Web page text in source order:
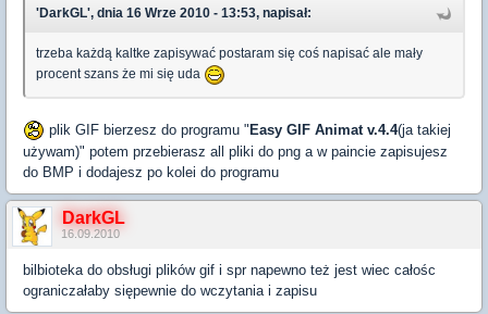
'DarkGL', dnia 16 Wrze 2010 - 13:53, napisał:
trzeba każdą kaltke zapisywać postaram się coś napisać ale mały
procent szans że mi się uda
plik GIF bierzesz do programu "Easy GIF Animat v.4.4(ja takiej
używam)" potem przebierasz all pliki do png a w paincie zapisujesz
do BMP i dodajesz po kolei do programu
DarkGL
16.09.2010
bilbioteka do obsługi plików gif i spr napewno też jest wiec całośc
ograniczałaby siępewnie do wczytania i zapisu